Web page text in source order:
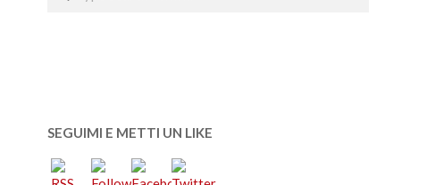
SEGUIMI E METTI UN LIKE